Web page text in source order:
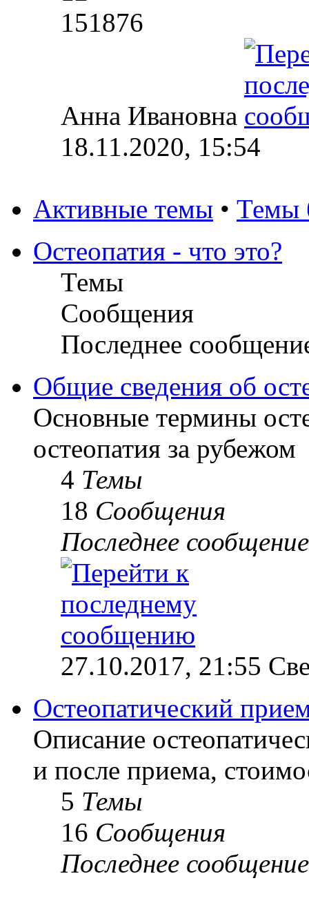
151876
Анна Ивановна
18.11.2020, 15:54
Активные темы • Темы
Остеопатия - что это?
Темы
Сообщения
Последнее
Общие сведения об
Основные термины
остеопатия за рубежом
4 Темы
18 Сообщения
Последнее сообщение
27.10.2017, 21:55
Остеопатический
Описание
и после приема,
5 Темы
16 Сообщения
Последнее сообщение